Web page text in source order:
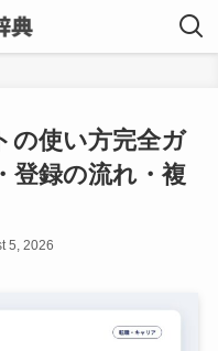
の使い方完全ガ
登録の流れ・複
5, 2026